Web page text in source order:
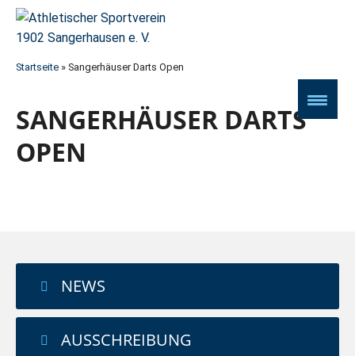
Startseite » Sangerhäuser Darts Open
SANGERHÄUSER DARTS
OPEN
NEWS
AUSSCHREIBUNG